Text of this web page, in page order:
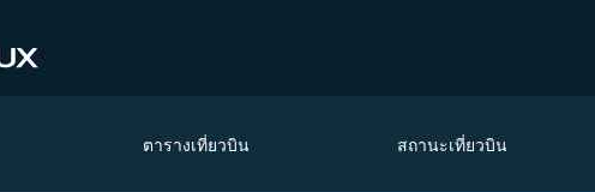
ตารางเที่ยวบิน สถานะเที่ยวบิน